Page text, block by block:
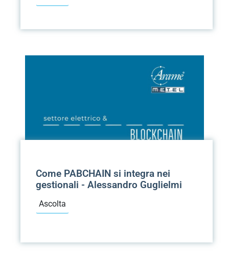
Come PABCHAIN si integra nei
gestionali - Alessandro Guglielmi
Ascolta